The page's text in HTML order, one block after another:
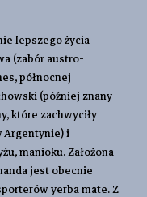
lepszego życia
(zabór austro-
północnej
(później znany
które zachwyciły
Argentynie) i
manioku. Założona
jest obecnie
yerba mate. Z